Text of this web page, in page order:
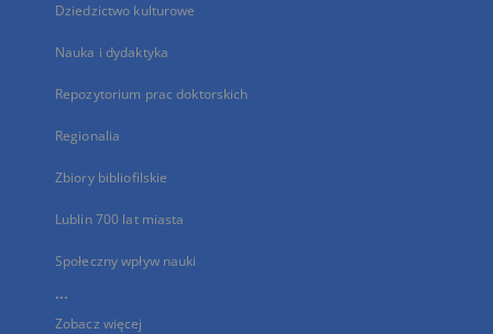
Dziedzictwo kulturowe
Nauka i dydaktyka
Repozytorium prac doktorskich
Regionalia
Zbiory bibliofilskie
Lublin 700 lat miasta
Społeczny wpływ nauki
...
Zobacz więcej